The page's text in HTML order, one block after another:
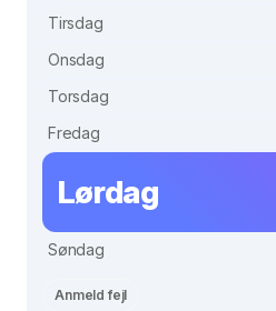
Tirsdag
Onsdag
Torsdag
Fredag
Lørdag
Søndag
Anmeld fejl